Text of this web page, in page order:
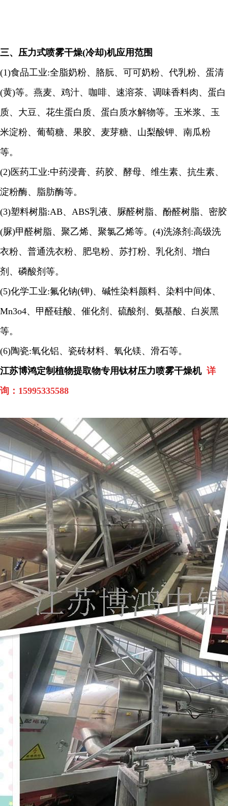
三、 压力式喷雾干燥(冷却)机应用范围
(1)食品工业:全脂奶粉、胳朊、可可奶粉、代乳粉、蛋清
(黄)等。燕麦、鸡汁、咖啡、速溶茶、调味香料肉、蛋白
质、大豆、花生蛋白质、蛋白质水解物等。玉米浆、玉
米淀粉、葡萄糖、果胶、麦芽糖、山梨酸钾、南瓜粉
等。
(2)医药工业:中药浸膏、药胶、酵母、维生素、抗生素、
淀粉酶、脂肪酶等。
(3)塑料树脂:AB、 ABS乳液、脲醛树脂、酚醛树脂、密胶
(脲)甲醛树脂、聚乙烯、聚氯乙烯等。 (4)洗涤剂 :高级洗
衣粉、普通洗衣粉、肥皂粉、苏打粉、乳化剂、增白
剂、磷酸剂等。
(5)化学工业:氟化钠(钾)、碱性染料颜料、染料中间体、
Mn3o4、甲醛硅酸、催化剂、硫酸剂、氨基酸、白炭黑
等。
(6)陶瓷:氧化铝、瓷砖材料、氧化镁、滑石等。
江苏博鸿定制植物提取物专用钛材压力喷雾干燥机 详
询：15995335588